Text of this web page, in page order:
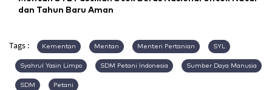
dan Tahun Baru Aman
Tags : Kementan Mentan Menteri Pertanian SYL
Syahrul Yasin Limpo SDM Petani Indonesia Sumber Daya Manusia
SDM Petani